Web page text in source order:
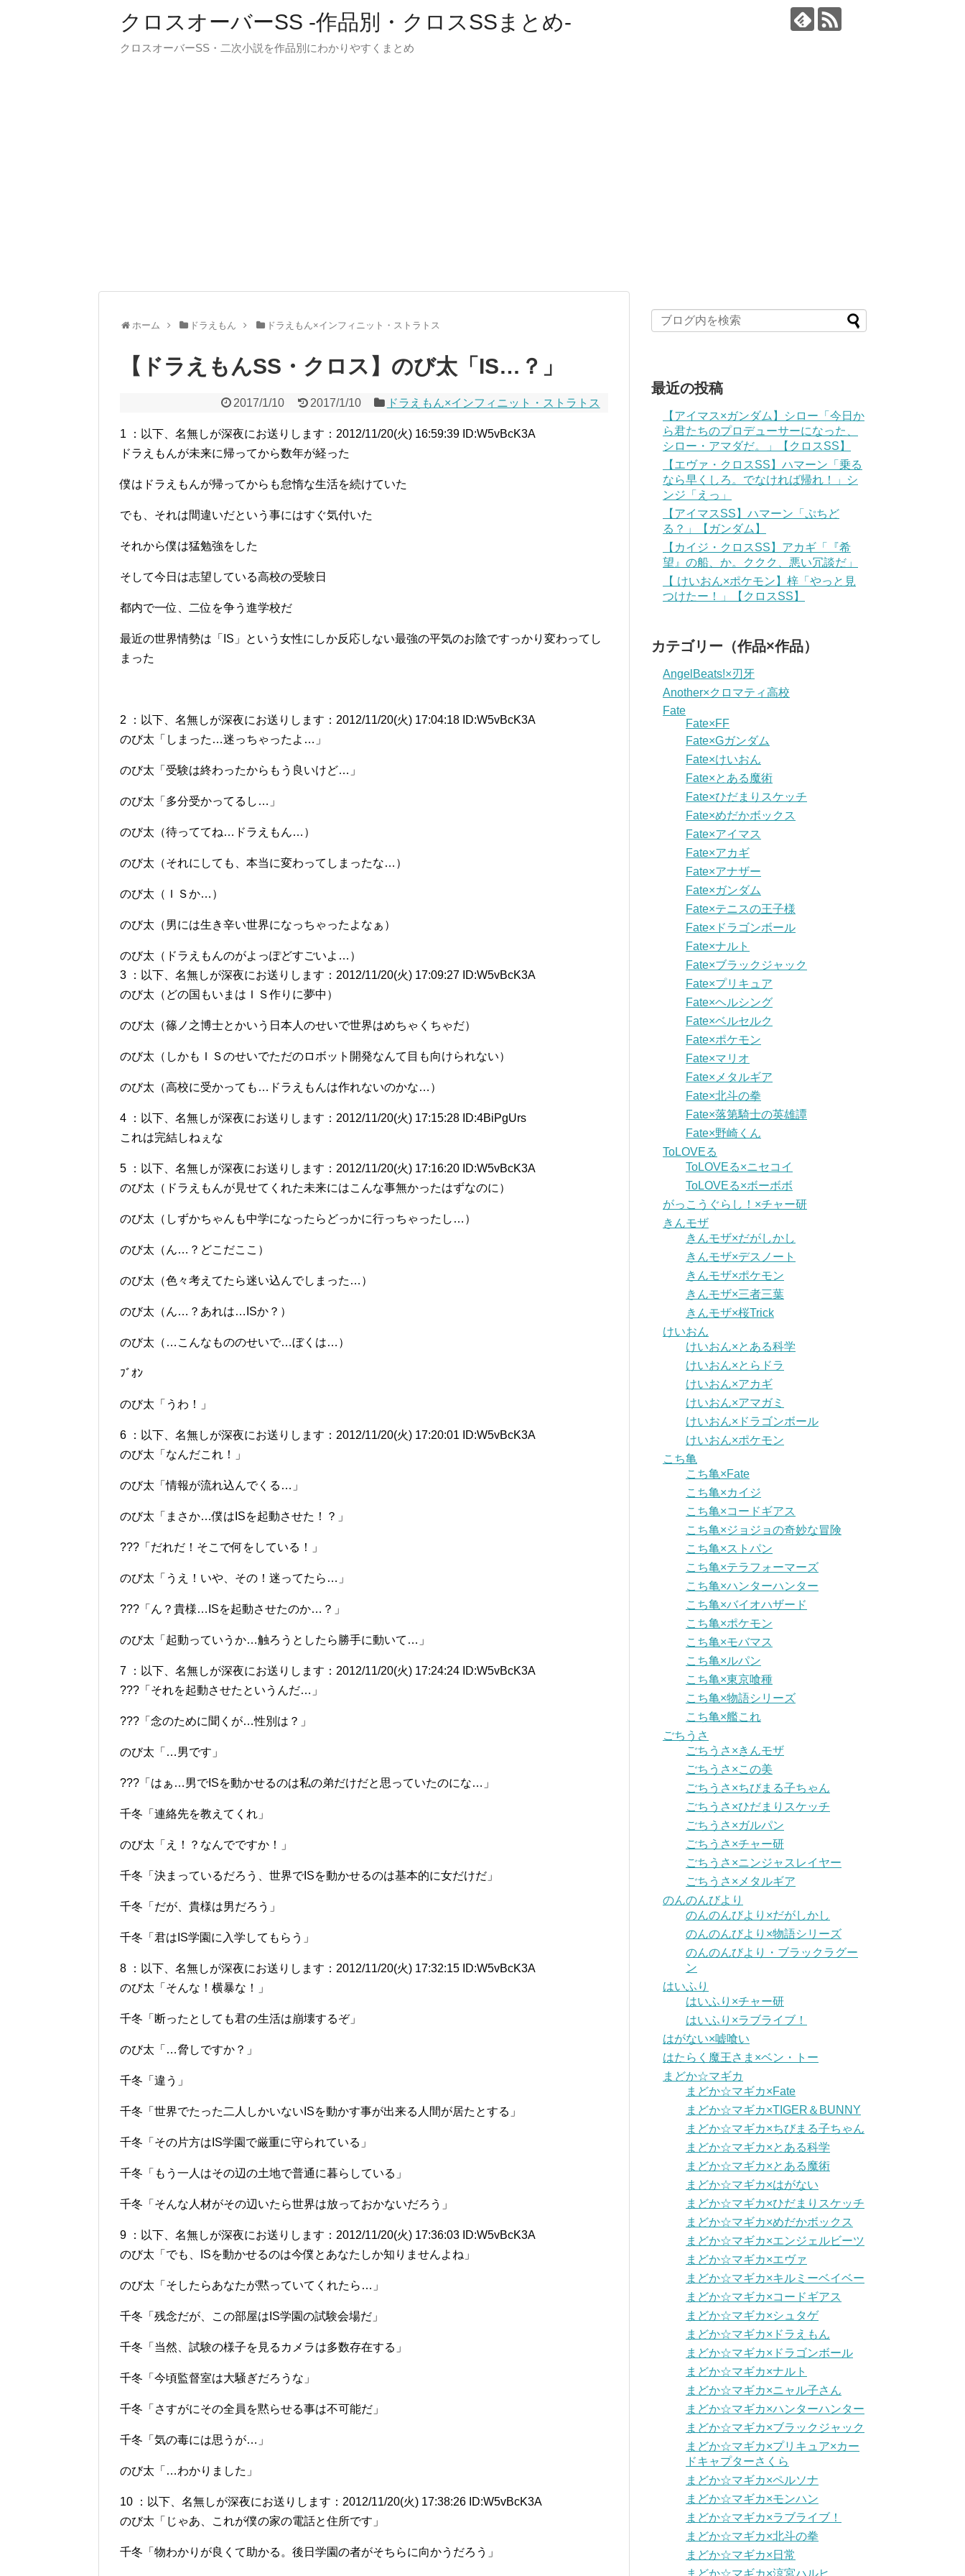
クロスオーバーSS -作品別・クロスSSまとめ-
クロスオーバーSS・二次小説を作品別にわかりやすくまとめ
ホーム ドラえもん ドラえもん×インフィニット・ストラトス
【ドラえもんSS・クロス】のび太「IS…？」
2017/1/10 2017/1/10 ドラえもん×インフィニット・ストラトス
1 ：以下、名無しが深夜にお送りします：2012/11/20(火) 16:59:39 ID:W5vBcK3A
ドラえもんが未来に帰ってから数年が経った
僕はドラえもんが帰ってからも怠惰な生活を続けていた
でも、それは間違いだという事にはすぐ気付いた
それから僕は猛勉強をした
そして今日は志望している高校の受験日
都内で一位、二位を争う進学校だ
最近の世界情勢は「IS」という女性にしか反応しない最強の平気のお陰ですっかり変わってし
まった
2 ：以下、名無しが深夜にお送りします：2012/11/20(火) 17:04:18 ID:W5vBcK3A
のび太「しまった…迷っちゃったよ…」
のび太「受験は終わったからもう良いけど…」
のび太「多分受かってるし…」
のび太（待っててね…ドラえもん…）
のび太（それにしても、本当に変わってしまったな…）
のび太（ＩＳか…）
のび太（男には生き辛い世界になっちゃったよなぁ）
のび太（ドラえもんのがよっぽどすごいよ…）
3 ：以下、名無しが深夜にお送りします：2012/11/20(火) 17:09:27 ID:W5vBcK3A
のび太（どの国もいまはＩＳ作りに夢中）
のび太（篠ノ之博士とかいう日本人のせいで世界はめちゃくちゃだ）
のび太（しかもＩＳのせいでただのロボット開発なんて目も向けられない）
のび太（高校に受かっても…ドラえもんは作れないのかな…）
4 ：以下、名無しが深夜にお送りします：2012/11/20(火) 17:15:28 ID:4BiPgUrs
これは完結しねぇな
5 ：以下、名無しが深夜にお送りします：2012/11/20(火) 17:16:20 ID:W5vBcK3A
のび太（ドラえもんが見せてくれた未来にはこんな事無かったはずなのに）
のび太（しずかちゃんも中学になったらどっかに行っちゃったし…）
のび太（ん…？どこだここ）
のび太（色々考えてたら迷い込んでしまった…）
のび太（ん…？あれは…ISか？）
のび太（…こんなもののせいで…ぼくは…）
ﾌﾞｵﾝ
のび太「うわ！」
6 ：以下、名無しが深夜にお送りします：2012/11/20(火) 17:20:01 ID:W5vBcK3A
のび太「なんだこれ！」
のび太「情報が流れ込んでくる…」
のび太「まさか…僕はISを起動させた！？」
???「だれだ！そこで何をしている！」
のび太「うえ！いや、その！迷ってたら…」
???「ん？貴様…ISを起動させたのか…？」
のび太「起動っていうか…触ろうとしたら勝手に動いて…」
7 ：以下、名無しが深夜にお送りします：2012/11/20(火) 17:24:24 ID:W5vBcK3A
???「それを起動させたというんだ…」
???「念のために聞くが…性別は？」
のび太「…男です」
???「はぁ…男でISを動かせるのは私の弟だけだと思っていたのにな…」
千冬「連絡先を教えてくれ」
のび太「え！？なんでですか！」
千冬「決まっているだろう、世界でISを動かせるのは基本的に女だけだ」
千冬「だが、貴様は男だろう」
千冬「君はIS学園に入学してもらう」
8 ：以下、名無しが深夜にお送りします：2012/11/20(火) 17:32:15 ID:W5vBcK3A
のび太「そんな！横暴な！」
千冬「断ったとしても君の生活は崩壊するぞ」
のび太「…脅しですか？」
千冬「違う」
千冬「世界でたった二人しかいないISを動かす事が出来る人間が居たとする」
千冬「その片方はIS学園で厳重に守られている」
千冬「もう一人はその辺の土地で普通に暮らしている」
千冬「そんな人材がその辺いたら世界は放っておかないだろう」
9 ：以下、名無しが深夜にお送りします：2012/11/20(火) 17:36:03 ID:W5vBcK3A
のび太「でも、ISを動かせるのは今僕とあなたしか知りませんよね」
のび太「そしたらあなたが黙っていてくれたら…」
千冬「残念だが、この部屋はIS学園の試験会場だ」
千冬「当然、試験の様子を見るカメラは多数存在する」
千冬「今頃監督室は大騒ぎだろうな」
千冬「さすがにその全員を黙らせる事は不可能だ」
千冬「気の毒には思うが…」
のび太「…わかりました」
10 ：以下、名無しが深夜にお送りします：2012/11/20(火) 17:38:26 ID:W5vBcK3A
のび太「じゃあ、これが僕の家の電話と住所です」
千冬「物わかりが良くて助かる。後日学園の者がそちらに向かうだろう」
最近の投稿
【アイマス×ガンダム】シロー「今日か
ら君たちのプロデューサーになった、
シロー・アマダだ。」【クロスSS】
【エヴァ・クロスSS】ハマーン「乗る
なら早くしろ。でなければ帰れ！」シ
ンジ「えっ」
【アイマスSS】ハマーン「ぷちど
る？」【ガンダム】
【カイジ・クロスSS】アカギ「『希
望』の船、か。ククク、悪い冗談だ」
【 けいおん×ポケモン】梓「やっと見
つけたー！」【クロスSS】
カテゴリー（作品×作品）
AngelBeats!×刃牙
Another×クロマティ高校
Fate
Fate×FF
Fate×Gガンダム
Fate×けいおん
Fate×とある魔術
Fate×ひだまりスケッチ
Fate×めだかボックス
Fate×アイマス
Fate×アカギ
Fate×アナザー
Fate×ガンダム
Fate×テニスの王子様
Fate×ドラゴンボール
Fate×ナルト
Fate×ブラックジャック
Fate×プリキュア
Fate×ヘルシング
Fate×ベルセルク
Fate×ポケモン
Fate×マリオ
Fate×メタルギア
Fate×北斗の拳
Fate×落第騎士の英雄譚
Fate×野崎くん
ToLOVEる
ToLOVEる×ニセコイ
ToLOVEる×ボーボボ
がっこうぐらし！×チャー研
きんモザ
きんモザ×だがしかし
きんモザ×デスノート
きんモザ×ポケモン
きんモザ×三者三葉
きんモザ×桜Trick
けいおん
けいおん×とある科学
けいおん×とらドラ
けいおん×アカギ
けいおん×アマガミ
けいおん×ドラゴンボール
けいおん×ポケモン
こち亀
こち亀×Fate
こち亀×カイジ
こち亀×コードギアス
こち亀×ジョジョの奇妙な冒険
こち亀×ストパン
こち亀×テラフォーマーズ
こち亀×ハンターハンター
こち亀×バイオハザード
こち亀×ポケモン
こち亀×モバマス
こち亀×ルパン
こち亀×東京喰種
こち亀×物語シリーズ
こち亀×艦これ
ごちうさ
ごちうさ×きんモザ
ごちうさ×この美
ごちうさ×ちびまる子ちゃん
ごちうさ×ひだまりスケッチ
ごちうさ×ガルパン
ごちうさ×チャー研
ごちうさ×ニンジャスレイヤー
ごちうさ×メタルギア
のんのんびより
のんのんびより×だがしかし
のんのんびより×物語シリーズ
のんのんびより・ブラックラグー
ン
はいふり
はいふり×チャー研
はいふり×ラブライブ！
はがない×嘘喰い
はたらく魔王さま×ベン・トー
まどか☆マギカ
まどか☆マギカ×Fate
まどか☆マギカ×TIGER＆BUNNY
まどか☆マギカ×ちびまる子ちゃん
まどか☆マギカ×とある科学
まどか☆マギカ×とある魔術
まどか☆マギカ×はがない
まどか☆マギカ×ひだまりスケッチ
まどか☆マギカ×めだかボックス
まどか☆マギカ×エンジェルビーツ
まどか☆マギカ×エヴァ
まどか☆マギカ×キルミーベイベー
まどか☆マギカ×コードギアス
まどか☆マギカ×シュタゲ
まどか☆マギカ×ドラえもん
まどか☆マギカ×ドラゴンボール
まどか☆マギカ×ナルト
まどか☆マギカ×ニャル子さん
まどか☆マギカ×ハンターハンター
まどか☆マギカ×ブラックジャック
まどか☆マギカ×プリキュア×カー
ドキャプターさくら
まどか☆マギカ×ペルソナ
まどか☆マギカ×モンハン
まどか☆マギカ×ラブライブ！
まどか☆マギカ×北斗の拳
まどか☆マギカ×日常
まどか☆マギカ×涼宮ハルヒ